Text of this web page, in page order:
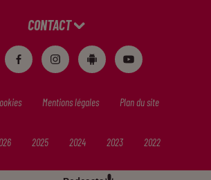
CONTACT
Mentions légales Plan du site
2025 2024 2023 2022